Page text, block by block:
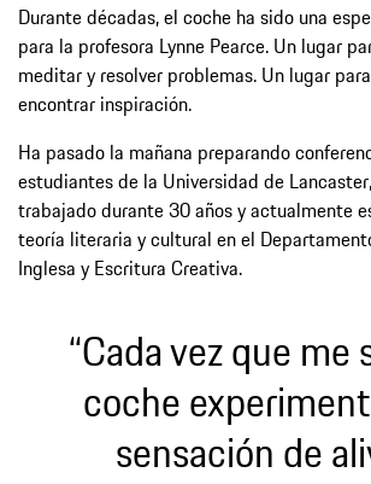
Durante décadas, el coche ha sido una
para la profesora Lynne Pearce. Un lugar
meditar y resolver problemas. Un lugar
encontrar inspiración.
Ha pasado la mañana preparando
estudiantes de la Universidad de
trabajado durante 30 años y actualmente
teoría literaria y cultural en el
Inglesa y Escritura Creativa.
“Cada vez que me
coche
sensación de